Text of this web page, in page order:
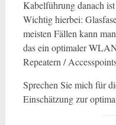
Kabelführung danach
Wichtig hierbei:
meisten Fällen kann
das ein optimaler
Repeatern /
Sprechen Sie mich für
Einschätzung zur